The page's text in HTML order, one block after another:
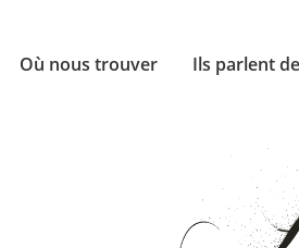
Où nous trouver Ils parlent